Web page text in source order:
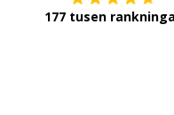
177 tusen